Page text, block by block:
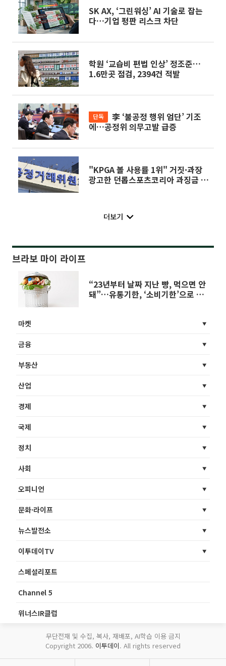
SK AX, ‘그린워싱’ AI 기술로 잡는
다…기업 평판 리스크 차단
학원 ‘교습비 편법 인상’ 정조준…
1.6만곳 점검, 2394건 적발
단독
에…공정위 의무고발 급증
"KPGA 볼 사용률 1위" 거짓·과장
광고한 던롭스포츠코리아 과징금 2
더보기
브라보 마이 라이프
“23년부터 날짜 지난 빵, 먹으면 안
돼”…유통기한, ‘소비기한’으로 변
마켓
금융
부동산
산업
경제
국제
정치
사회
오피니언
문화·라이프
뉴스발전소
이투데이TV
스페셜리포트
Channel 5
위너스IR클럽
무단전재 및 수집, 복사, 재배포, AI학습 이용 금지
Copyright 2006. 이투데이. All rights reserved